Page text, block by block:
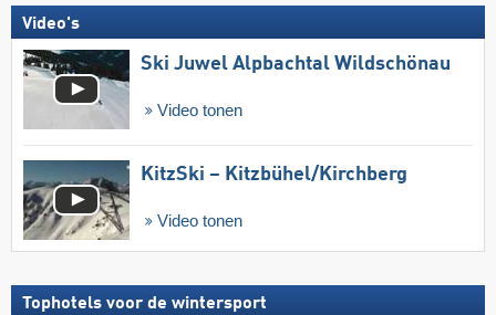
Video's
Ski Juwel Alpbachtal Wildschönau
Video tonen
KitzSki – Kitzbühel/​Kirchberg
Video tonen
Tophotels voor de wintersport